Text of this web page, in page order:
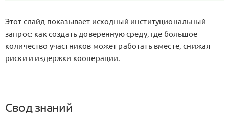
Этот слайд показывает исходный институциональный
запрос: как создать доверенную среду, где большое
количество участников может работать вместе, снижая
риски и издержки кооперации.
Свод знаний